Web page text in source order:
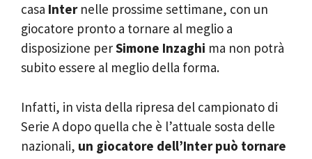
casa Internelle prossime settimane, con un
giocatore pronto a tornare al meglio a
disposizione perSimone Inzaghi ma non potrà
subito essere al meglio della forma.
Infatti, in vista della ripresa del campionato di
Serie A dopo quella che è l’attuale sosta delle
nazionali, un giocatore dell’Inter può tornare